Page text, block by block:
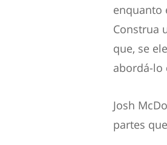
enquanto
Construa
que, se
abordá-lo
Josh
partes